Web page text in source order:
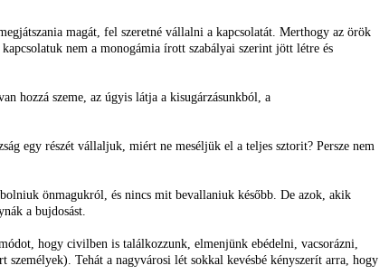
magát, fel szeretné vállalni a kapcsolatát. Merthogy az örök
nem a monogámia írott szabályai szerint jött létre és
hozzá szeme, az úgyis látja a kisugárzásunkból, a
egy részét vállaljuk, miért ne meséljük el a teljes sztorit? Persze nem
önmagukról, és nincs mit bevallaniuk később. De azok, akik
a bujdosást.
hogy civilben is találkozzunk, elmenjünk ebédelni, vacsorázni,
Tehát a nagyvárosi lét sokkal kevésbé kényszerít arra, hogy